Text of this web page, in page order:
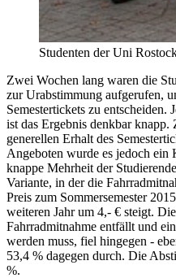
Studenten der Uni
Zwei Wochen lang waren die
zur Urabstimmung aufgerufen,
Semestertickets zu entscheiden.
ist das Ergebnis denkbar
generellen Erhalt des
Angeboten wurde es jedoch
knappe Mehrheit der
Variante, in der die
Preis zum Sommersemester
weiteren Jahr um 4,- € steigt.
Fahrradmitnahme entfällt und
werden muss, fiel hingegen -
53,4 % dagegen durch. Die
%.